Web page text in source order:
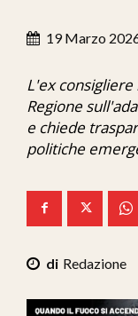
Ita-Mondo
C7 Play
Mix Zone
19 Marzo
L'ex
Regione
e chiede
politiche
Redazione